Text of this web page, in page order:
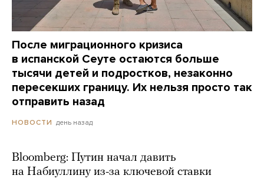
После миграционного кризиса
в испанской Сеуте остаются больше
тысячи детей и подростков, незаконно
пересекших границу. Их нельзя просто так
отправить назад
НОВОСТИ день назад
Bloomberg: Путин начал давить
на Набиуллину из-за ключевой ставки